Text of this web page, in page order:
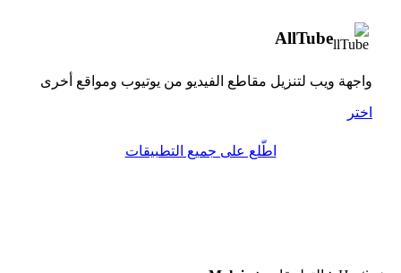
AllTube
واجهة ويب لتنزيل مقاطع الفيديو من يوتيوب ومواقع أخرى
اختر
اطّلع على جميع التطبيقات